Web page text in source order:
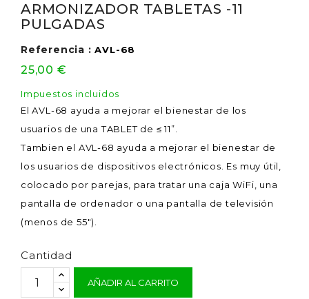
ARMONIZADOR TABLETAS -11
PULGADAS
Referencia : AVL-68
25,00 €
Impuestos incluidos
El AVL-68 ayuda a mejorar el bienestar de los
usuarios de una TABLET de ≤ 11”.
Tambien el AVL-68 ayuda a mejorar el bienestar de
los usuarios de dispositivos electrónicos. Es muy útil,
colocado por parejas, para tratar una caja WiFi, una
pantalla de ordenador o una pantalla de televisión
(menos de 55").
Cantidad
AÑADIR AL CARRITO